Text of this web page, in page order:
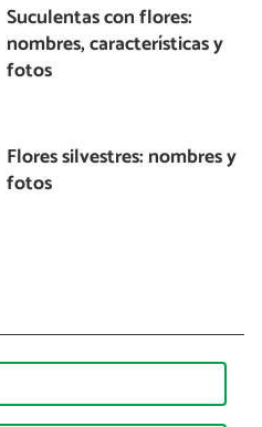
Suculentas con flores:
nombres, características y
fotos
Flores silvestres: nombres y
fotos